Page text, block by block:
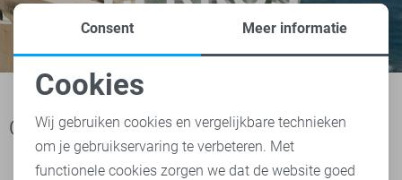
Ook het bekijken waard
Noodzakelijke cookies
Personalisatie cookies
Consent Meer informatie
Cookies
Wij gebruiken cookies en vergelijkbare technieken
om je gebruikservaring te verbeteren. Met
functionele cookies zorgen we dat de website goed